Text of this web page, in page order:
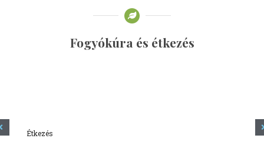
Fogyókúra és étkezés
Étkezés